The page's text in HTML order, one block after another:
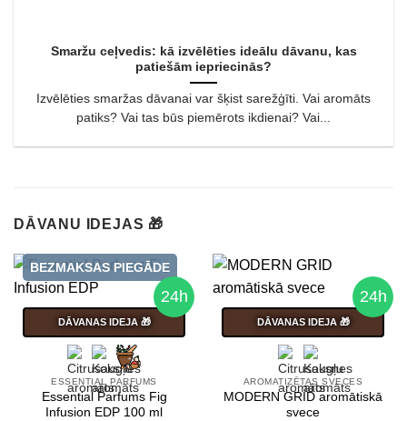
Smaržu ceļvedis: kā izvēlēties ideālu dāvanu, kas
patiešām iepriecinās?
Izvēlēties smaržas dāvanai var šķist sarežģīti. Vai aromāts
patiks? Vai tas būs piemērots ikdienai? Vai...
DĀVANU IDEJAS 🎁
24h
BEZMAKSAS PIEGĀDE
DĀVANAS IDEJA 🎁
ESSENTIAL PARFUMS
Essential Parfums Fig
Infusion EDP 100 ml
24h
DĀVANAS IDEJA 🎁
AROMATIZĒTAS SVECES
MODERN GRID aromātiskā
svece